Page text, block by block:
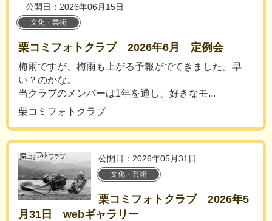
公開日：2026年06月15日
文化・芸術
栗コミフォトクラブ 2026年6月 定例会
梅雨ですが、梅雨も上がる予報がでてきました。早
い？のかな。
当クラブのメンバーは1年を通し、好きなモ...
栗コミフォトクラブ
公開日：2026年05月31日
文化・芸術
栗コミフォトクラブ 2026年5
月31日 webギャラリー